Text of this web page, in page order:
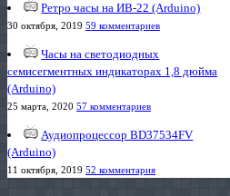
Ретро часы на ИВ-22 (Arduino)
30 октября, 2019 59 комментариев
Часы на светодиодных
семисегментных индикаторах 1,8 дюйма
(Arduino)
25 марта, 2020 57 комментариев
Аудиопроцессор BD37534FV
(Arduino)
11 октября, 2019 52 комментария